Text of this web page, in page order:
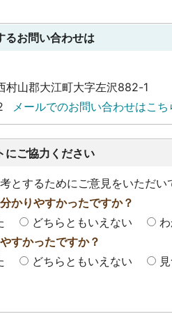
るお問い合わせは
村山郡大江町大字左沢882-1
メールでのお問い合わせはこち
にご協力ください
とするためにご意見をいただい
かりやすかったですか？
どちらともいえない
すかったですか？
どちらともいえない